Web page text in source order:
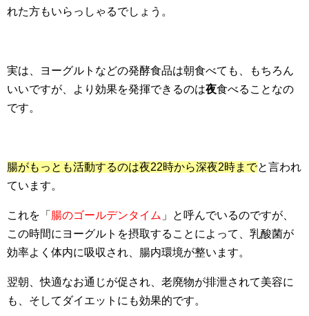
れた方もいらっしゃるでしょう。
実は、ヨーグルトなどの発酵食品は朝食べても、もちろん
いいですが、より効果を発揮できるのは夜食べることなの
です。
腸がもっとも活動するのは夜22時から深夜2時までと言われ
ています。
これを「 腸のゴールデンタイム 」と呼んでいるのですが、
この時間にヨーグルトを摂取することによって、乳酸菌が
効率よく体内に吸収され、腸内環境が整います。
翌朝、快適なお通じが促され、老廃物が排泄されて美容に
も、そしてダイエットにも効果的です。